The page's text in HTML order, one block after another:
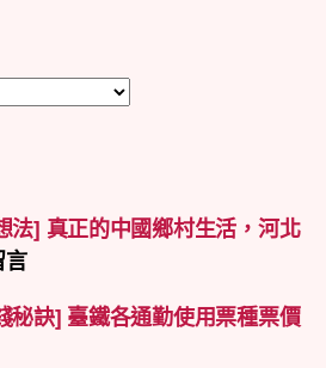
法] 真正的中國鄉村生活，河北
秘訣] 臺鐵各通勤使用票種票價